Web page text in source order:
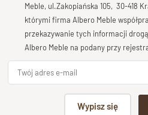
Każdekrzesło drewniane CUBE
obróbki, co nadaje mu
Precyzyjne łączenia, gładko
perfekcyjnie dopasowane
wyjątkową estetykę.
Solidne i
Twoja opinia o produkcie
Podpis
Meble, ul.Zakopiańska 105, 30-418
którymi firma Albero Meble
przekazywanie tych informacji
Albero Meble na podany przy
Wypisz się